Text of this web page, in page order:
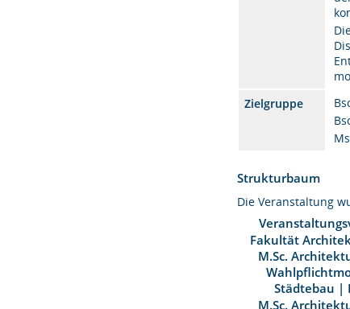
Zielgruppe
Strukturbaum
Die Veranstaltung
Fakultät
M.Sc.
Städtebau |
M.Sc.